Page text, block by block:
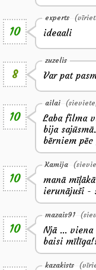
10
experts
ideaali
8
zuzelis
Var pat
10
ailai
Laba filma
bija
bērniem
10
Kamija
manā
ierunājuši -
10
mazais91
Njā ...
baisi
kazakists